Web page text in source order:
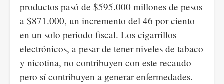
productos pasó de $595.000 millones de pesos
a $871.000, un incremento del 46 por ciento
en un solo periodo fiscal. Los cigarrillos
electrónicos, a pesar de tener niveles de tabaco
y nicotina, no contribuyen con este recaudo
pero sí contribuyen a generar enfermedades.